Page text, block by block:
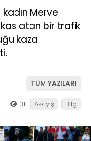
Merve
atan bir trafik
kaza
TÜM YAZILARI
31 Asayiş Bilgi